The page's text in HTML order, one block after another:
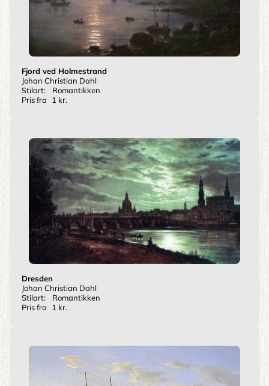
Fjord ved Holmestrand
Johan Christian Dahl
Stilart:
Romantikken
Pris fra
1 kr.
Dresden
Johan Christian Dahl
Stilart:
Romantikken
Pris fra
1 kr.